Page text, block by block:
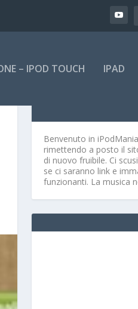
– IPOD TOUCH IPAD
Benvenuto in
rimettendo a posto il
di nuovo fruibile. Ci
se ci saranno link e
funzionanti. La musica